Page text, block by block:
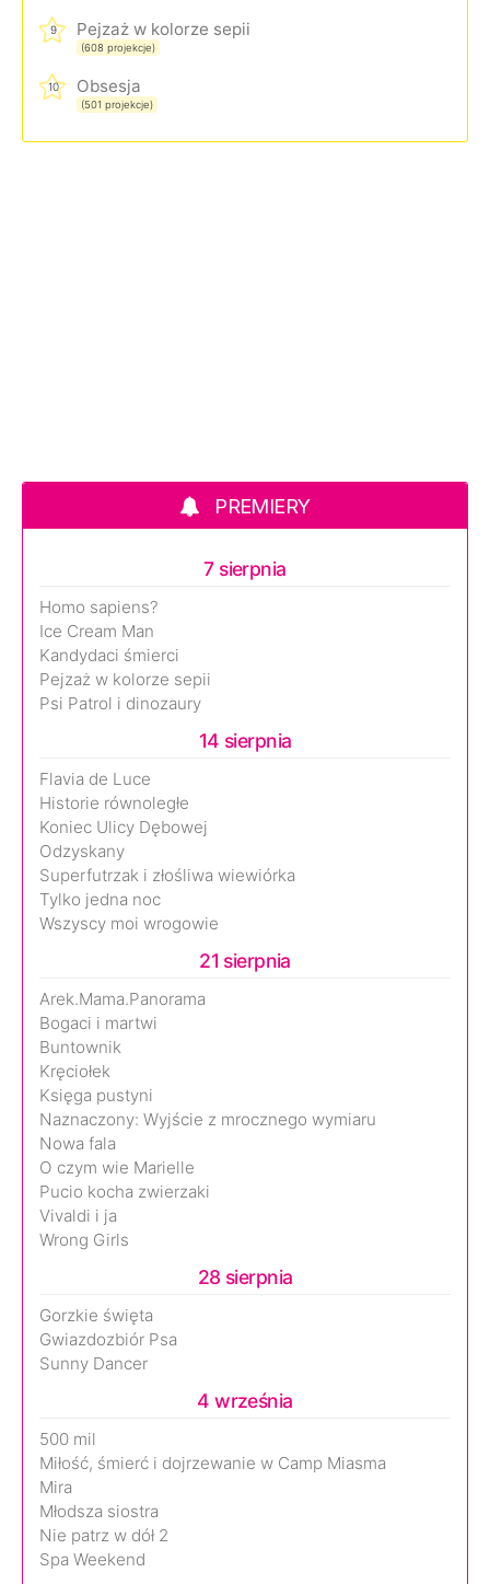
9 Pejzaż w kolorze sepii
(608 projekcje)
10 Obsesja
(501 projekcje)
PREMIERY
7 sierpnia
Homo sapiens?
Ice Cream Man
Kandydaci śmierci
Pejzaż w kolorze sepii
Psi Patrol i dinozaury
14 sierpnia
Flavia de Luce
Historie równoległe
Koniec Ulicy Dębowej
Odzyskany
Superfutrzak i złośliwa wiewiórka
Tylko jedna noc
Wszyscy moi wrogowie
21 sierpnia
Arek.Mama.Panorama
Bogaci i martwi
Buntownik
Kręciołek
Księga pustyni
Naznaczony: Wyjście z mrocznego wymiaru
Nowa fala
O czym wie Marielle
Pucio kocha zwierzaki
Vivaldi i ja
Wrong Girls
28 sierpnia
Gorzkie święta
Gwiazdozbiór Psa
Sunny Dancer
4 września
500 mil
Miłość, śmierć i dojrzewanie w Camp Miasma
Mira
Młodsza siostra
Nie patrz w dół 2
Spa Weekend